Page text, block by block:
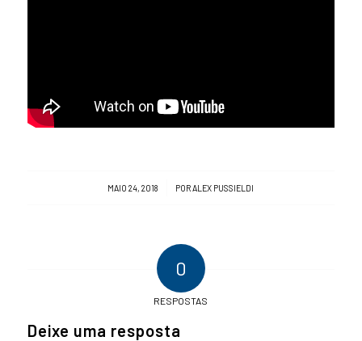
MAIO 24, 2018
/ POR ALEX PUSSIELDI
0
RESPOSTAS
Deixe uma resposta